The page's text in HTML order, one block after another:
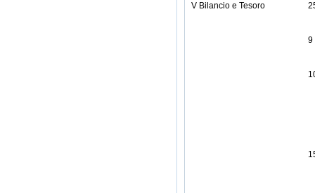
V Bilancio e Tesoro
9